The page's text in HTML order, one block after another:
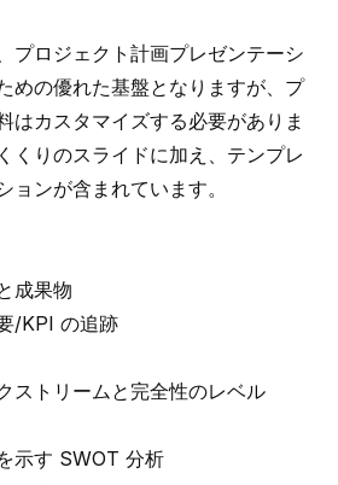
プロジェクト計画プレゼンテーシ
めの優れた基盤となりますが、プ
はカスタマイズする必要がありま
くりのスライドに加え、テンプレ
ョンが含まれています。
成果物
/KPI の追跡
ストリームと完全性のレベル
示す SWOT 分析